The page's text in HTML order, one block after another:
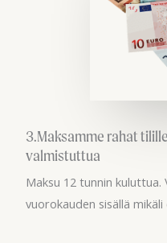
3.Maksamme rahat
valmistuttua
Maksu 12 tunnin
vuorokauden sisällä